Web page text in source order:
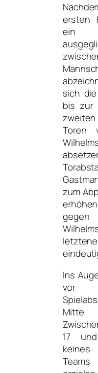
ersten
ein
sich die
bis zur
Toren
zum
Ins
vor
Mitte
17
Teams